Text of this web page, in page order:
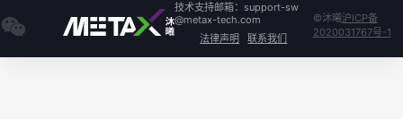
技术支持邮箱：support-sw
@metax-tech.com
法律声明
联系我们
©沐曦沪ICP备
2020031767号-1